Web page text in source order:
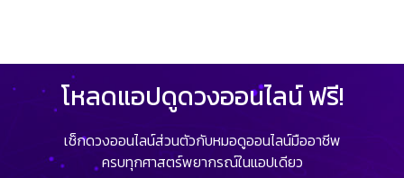
โหลดแอปดูดวงออนไลน์ ฟรี!
เช็กดวงออนไลน์ส่วนตัวกับหมอดูออนไลน์มืออาชีพ
ครบทุกศาสตร์พยากรณ์ในแอปเดียว